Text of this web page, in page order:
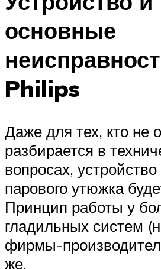
основные
Philips
Даже для тех, кто не
разбирается в
вопросах,
парового утюжка
Принцип работы у
гладильных систем
фирмы-
же.